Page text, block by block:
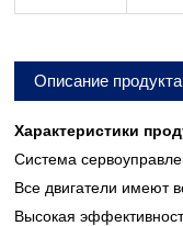
Описание продукта
Характеристики
Система
Все двигатели имеют
Высокая